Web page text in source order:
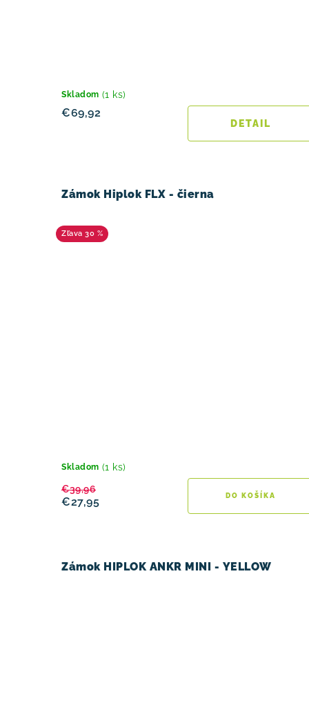
Skladom (1 ks)
€69,92
DETAIL
Zámok Hiplok FLX - čierna
30 %
Skladom (1 ks)
€27,95
€39,96
DO KOŠÍKA
Zámok HIPLOK ANKR MINI - YELLOW